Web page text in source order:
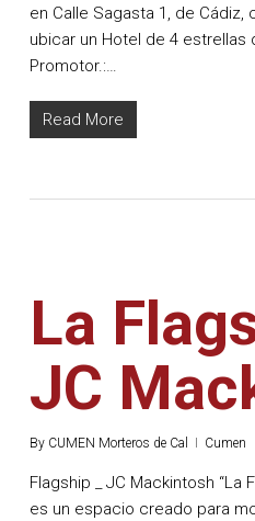
en Calle Sagasta 1, de
ubicar un Hotel de 4 estrellas
Promotor.:…
Read More
La
JC
By CUMEN Morteros de Cal Cumen
Flagship _ JC Mackintosh “La
es un espacio creado para